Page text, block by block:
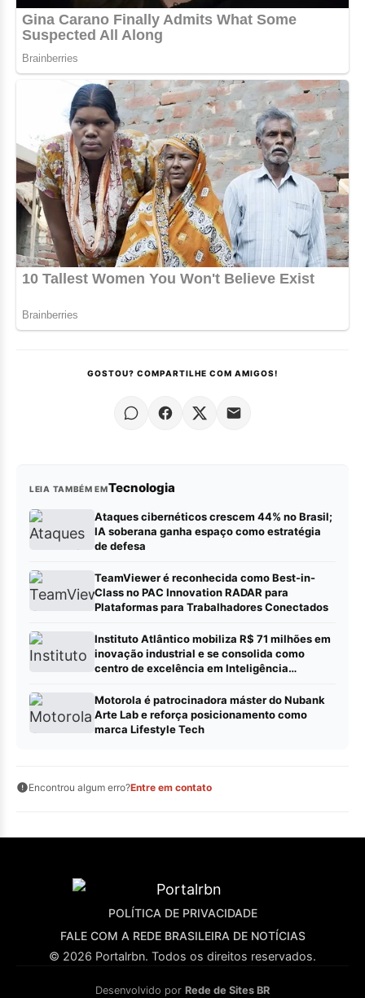
GOSTOU? COMPARTILHE COM AMIGOS!
LEIA TAMBÉM EMTecnologia
Ataques cibernéticos crescem 44% no Brasil;
IA soberana ganha espaço como estratégia
de defesa
TeamViewer é reconhecida como Best-in-
Class no PAC Innovation RADAR para
Plataformas para Trabalhadores Conectados
Instituto Atlântico mobiliza R$ 71 milhões em
inovação industrial e se consolida como
centro de excelência em Inteligência
Motorola é patrocinadora máster do Nubank
Arte Lab e reforça posicionamento como
marca Lifestyle Tech
Encontrou algum erro?Entre em contato
POLÍTICA DE PRIVACIDADE
FALE COM A REDE BRASILEIRA DE NOTÍCIAS
© 2026 Portalrbn. Todos os direitos reservados.
Desenvolvido por Rede de Sites BR